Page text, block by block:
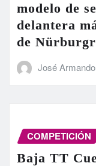
modelo de
delantera
de
José
COMPETICIÓN
Baja TT